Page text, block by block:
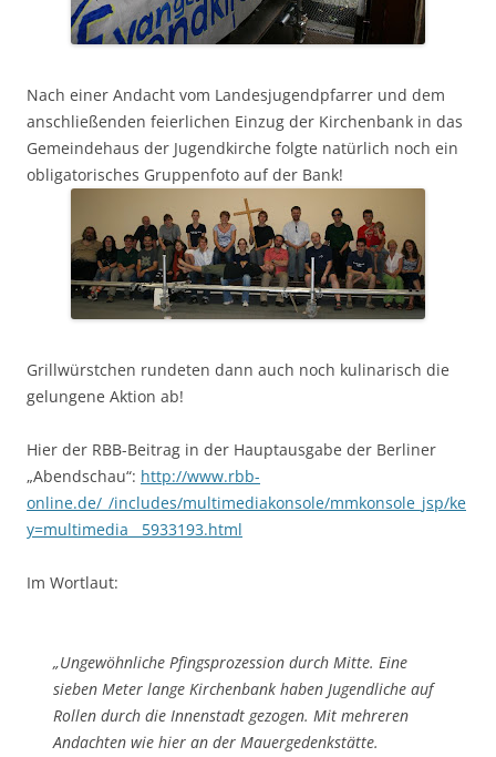
Nach einer Andacht vom Landesjugendpfarrer und dem
anschließenden feierlichen Einzug der Kirchenbank in das
Gemeindehaus der Jugendkirche folgte natürlich noch ein
obligatorisches Gruppenfoto auf der Bank!
Grillwürstchen rundeten dann auch noch kulinarisch die
gelungene Aktion ab!
Hier der RBB-Beitrag in der Hauptausgabe der Berliner
„Abendschau“: http://www.rbb-
online.de/_/includes/multimediakonsole/mmkonsole_jsp/ke
y=multimedia__5933193.html
Im Wortlaut:
„Ungewöhnliche Pfingsprozession durch Mitte. Eine
sieben Meter lange Kirchenbank haben Jugendliche auf
Rollen durch die Innenstadt gezogen. Mit mehreren
Andachten wie hier an der Mauergedenkstätte.